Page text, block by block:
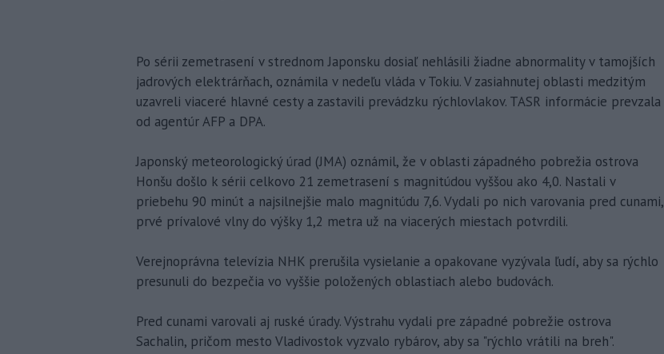
Po sérii zemetrasení v strednom Japonsku dosiaľ nehlásili žiadne abnormality v tamojších
jadrových elektrárňach, oznámila v nedeľu vláda v Tokiu. V zasiahnutej oblasti medzitým
uzavreli viaceré hlavné cesty a zastavili prevádzku rýchlovlakov. TASR informácie prevzala
od agentúr AFP a DPA.
Japonský meteorologický úrad (JMA) oznámil, že v oblasti západného pobrežia ostrova
Honšu došlo k sérii celkovo 21 zemetrasení s magnitúdou vyššou ako 4,0. Nastali v
priebehu 90 minút a najsilnejšie malo magnitúdu 7,6. Vydali po nich varovania pred cunami,
prvé prívalové vlny do výšky 1,2 metra už na viacerých miestach potvrdili.
Verejnoprávna televízia NHK prerušila vysielanie a opakovane vyzývala ľudí, aby sa rýchlo
presunuli do bezpečia vo vyššie položených oblastiach alebo budovách.
Pred cunami varovali aj ruské úrady. Výstrahu vydali pre západné pobrežie ostrova
Sachalin, pričom mesto Vladivostok vyzvalo rybárov, aby sa "rýchlo vrátili na breh".